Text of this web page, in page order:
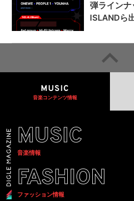
弾ライン
ISLANDら
MUSIC
音楽コンテンツ情報
MUSIC
音楽情報
FASHION
ファッション情報